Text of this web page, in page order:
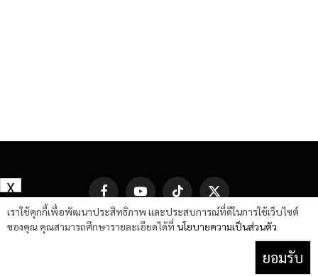
FacebookYouTube TikTok
X
(Twitter)
เราใช้คุกกี้เพื่อพัฒนาประสิทธิภาพ และประสบการณ์ที่ดีในการใช้เว็บไซต์
ของคุณ คุณสามารถศึกษารายละเอียดได้ที่ นโยบายความเป็นส่วนตัว
ยอมรับ
X